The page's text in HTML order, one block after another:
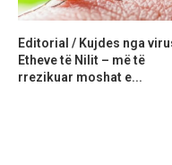
Editorial / Kujdes nga
Etheve të Nilit – më të
rrezikuar moshat e...